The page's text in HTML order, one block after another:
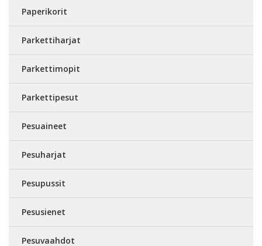
Paperikorit
Parkettiharjat
Parkettimopit
Parkettipesut
Pesuaineet
Pesuharjat
Pesupussit
Pesusienet
Pesuvaahdot